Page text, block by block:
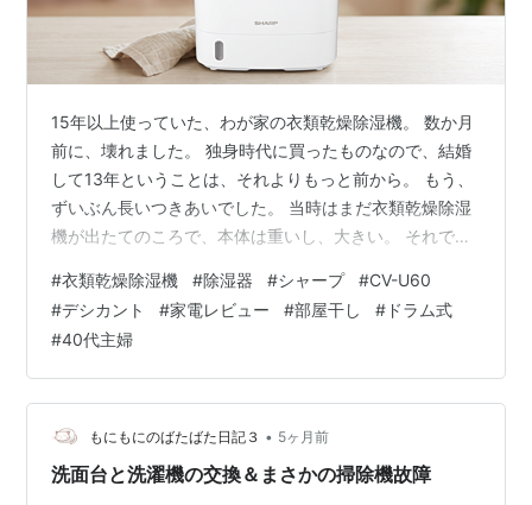
15年以上使っていた、わが家の衣類乾燥除湿機。 数か月
前に、壊れました。 独身時代に買ったものなので、結婚
して13年ということは、それよりもっと前から。 もう、
ずいぶん長いつきあいでした。 当時はまだ衣類乾燥除湿
機が出たてのころで、本体は重いし、大きい。 それで
ていました。 ……と、すんなり買い替えた、みたいに書
きましたが。 実は、これまでに「もう買わなくてもいい
かな」と思った時期が、2回ありました。 独身時代から
使っていた洗濯機が壊れて、数年前にドラム式にしたん
です。 乾燥機能がついているので、たいていのものは、
それで乾く。 だから一度は「乾…
#衣類乾燥除湿機 #除湿器 #シャープ #CV-U60
#デシカント #家電レビュー #部屋干し # ドラム式
#40代主婦
もにもにのばたばた日記３ • 5ヶ月前
洗面台と洗濯機の交換＆まさかの掃除機故障